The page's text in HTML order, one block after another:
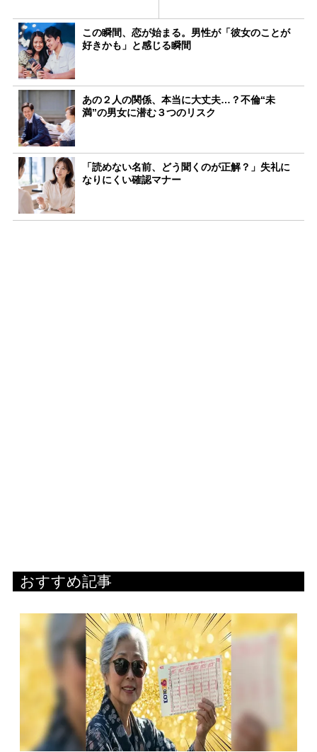
この瞬間、恋が始まる。男性が「彼女のことが
好きかも」と感じる瞬間
あの２人の関係、本当に大丈夫…？不倫“未
満”の男女に潜む３つのリスク
「読めない名前、どう聞くのが正解？」失礼に
なりにくい確認マナー
おすすめ記事